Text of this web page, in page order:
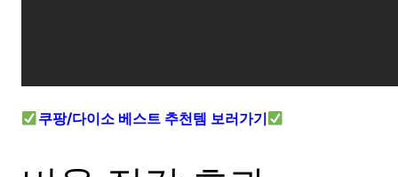
쿠팡/다이소 베스트 추천템 보러가기